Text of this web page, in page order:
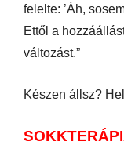
felelte: ’Áh,
Ettől a
változást.”
Készen állsz?